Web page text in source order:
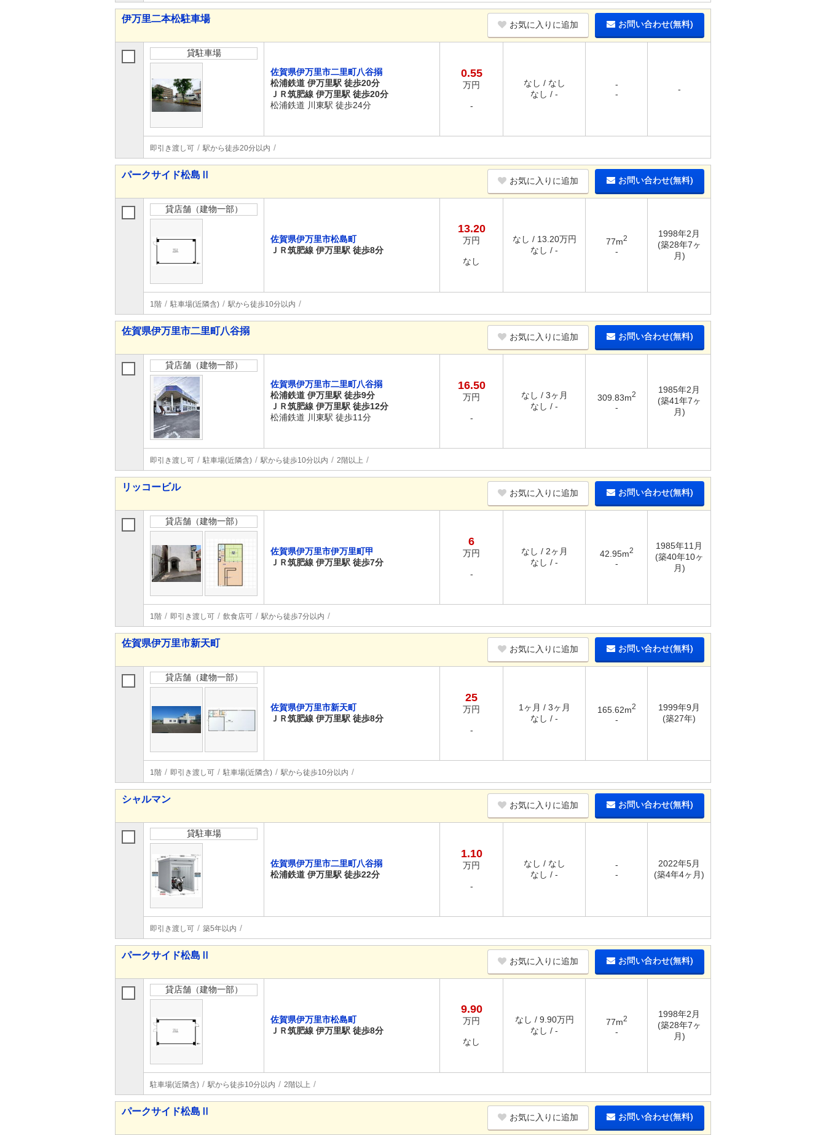
伊万里二本松駐車場
お気に入りに追加 お問い合わせ(無料)
貸駐車場
佐賀県伊万里市二里町八谷搦
松浦鉄道 伊万里駅 徒歩20分
ＪＲ筑肥線 伊万里駅 徒歩20分
松浦鉄道 川東駅 徒歩24分
0.55
万円
-
なし / なし
なし / -
-
-
-
即引き渡し可 駅から徒歩20分以内
パークサイド松島Ⅱ
お気に入りに追加 お問い合わせ(無料)
貸店舗（建物一部）
佐賀県伊万里市松島町
ＪＲ筑肥線 伊万里駅 徒歩8分
13.20
万円
なし
なし / 13.20万円
なし / -
77m2
-
1998年2月
(築28年7ヶ
月)
1階 駐車場(近隣含) 駅から徒歩10分以内
佐賀県伊万里市二里町八谷搦
お気に入りに追加 お問い合わせ(無料)
貸店舗（建物一部）
佐賀県伊万里市二里町八谷搦
松浦鉄道 伊万里駅 徒歩9分
ＪＲ筑肥線 伊万里駅 徒歩12分
松浦鉄道 川東駅 徒歩11分
16.50
万円
-
なし / 3ヶ月
なし / -
309.83m2
-
1985年2月
(築41年7ヶ
月)
即引き渡し可 駐車場(近隣含) 駅から徒歩10分以内 2階以上
リッコービル
お気に入りに追加 お問い合わせ(無料)
貸店舗（建物一部）
佐賀県伊万里市伊万里町甲
ＪＲ筑肥線 伊万里駅 徒歩7分
6
万円
-
なし / 2ヶ月
なし / -
42.95m2
-
1985年11月
(築40年10ヶ
月)
1階 即引き渡し可 飲食店可 駅から徒歩7分以内
佐賀県伊万里市新天町
お気に入りに追加 お問い合わせ(無料)
貸店舗（建物一部）
佐賀県伊万里市新天町
ＪＲ筑肥線 伊万里駅 徒歩8分
25
万円
-
1ヶ月 / 3ヶ月
なし / -
165.62m2
-
1999年9月
(築27年)
1階 即引き渡し可 駐車場(近隣含) 駅から徒歩10分以内
シャルマン
お気に入りに追加 お問い合わせ(無料)
貸駐車場
佐賀県伊万里市二里町八谷搦
松浦鉄道 伊万里駅 徒歩22分
1.10
万円
-
なし / なし
なし / -
-
-
2022年5月
(築4年4ヶ月)
即引き渡し可 築5年以内
パークサイド松島Ⅱ
お気に入りに追加 お問い合わせ(無料)
貸店舗（建物一部）
佐賀県伊万里市松島町
ＪＲ筑肥線 伊万里駅 徒歩8分
9.90
万円
なし
なし / 9.90万円
なし / -
77m2
-
1998年2月
(築28年7ヶ
月)
駐車場(近隣含) 駅から徒歩10分以内 2階以上
パークサイド松島Ⅱ
お気に入りに追加 お問い合わせ(無料)